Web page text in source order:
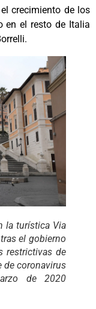
crecimiento de los
en el resto de Italia
la turística Via
el gobierno
restrictivas de
de coronavirus
de 2020